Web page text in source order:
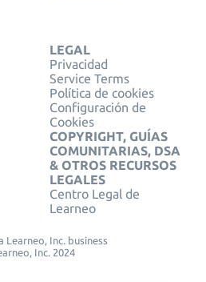
LEGAL
Privacidad
Service Terms
Política de cookies
Configuración de
Cookies
COPYRIGHT, GUÍAS
COMUNITARIAS, DSA
& OTROS RECURSOS
LEGALES
Centro Legal de
Learneo
Learneo, Inc. business
Inc. 2024